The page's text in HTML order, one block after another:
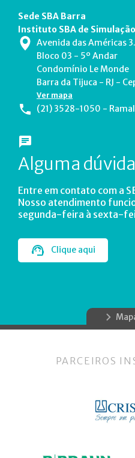
Sede SBA Barra
Instituto SBA de
Avenida das Américas
Bloco 03 - 5º Andar
Condomínio Le Monde
Barra da Tijuca - RJ -
Ver mapa
(21) 3528-1050 -
Alguma
Entre em contato com a
Nosso atendimento
segunda-feira à sexta-
Clique aqui
PARCEIROS